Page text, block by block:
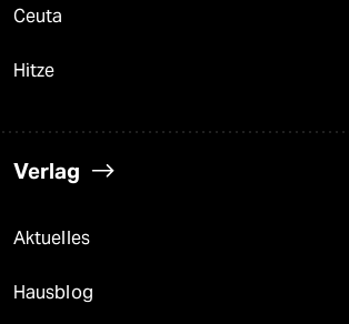
Ceuta
Hitze
Verlag
Aktuelles
Hausblog